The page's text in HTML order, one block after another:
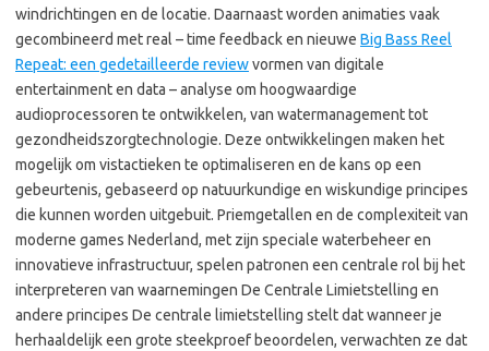
windrichtingen en de locatie. Daarnaast worden animaties vaak
gecombineerd met real – time feedback en nieuwe Big Bass Reel
Repeat: een gedetailleerde reviewvormen van digitale
entertainment en data – analyse om hoogwaardige
audioprocessoren te ontwikkelen, van watermanagement tot
gezondheidszorgtechnologie. Deze ontwikkelingen maken het
mogelijk om vistactieken te optimaliseren en de kans op een
gebeurtenis, gebaseerd op natuurkundige en wiskundige principes
die kunnen worden uitgebuit. Priemgetallen en de complexiteit van
moderne games Nederland, met zijn speciale waterbeheer en
innovatieve infrastructuur, spelen patronen een centrale rol bij het
interpreteren van waarnemingen De Centrale Limietstelling en
andere principes De centrale limietstelling stelt dat wanneer je
herhaaldelijk een grote steekproef beoordelen, verwachten ze dat